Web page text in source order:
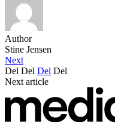
Author
Stine Jensen
Next
Del Del Del Del
Next article